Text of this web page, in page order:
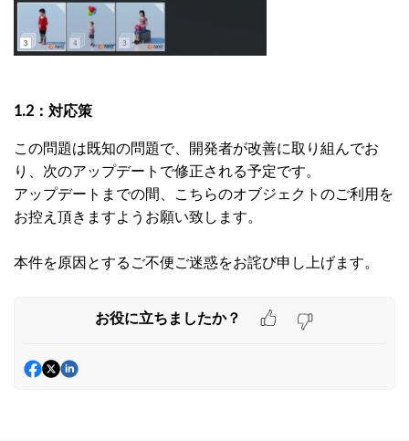
1.2：対応策
この問題は既知の問題で、開発者が改善に取り組んでお
り、次のアップデートで修正される予定です。
アップデートまでの間、こちらのオブジェクトのご利用を
お控え頂きますようお願い致します。
本件を原因とするご不便ご迷惑をお詫び申し上げます。
お役に立ちましたか？